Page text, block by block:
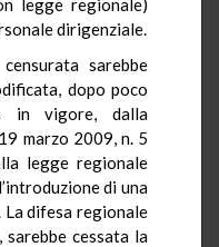
legge regionale)
dirigenziale.
sarebbe
dopo poco
in vigore, dalla
marzo 2009, n. 5
legge regionale
di una
La difesa regionale
cessata la